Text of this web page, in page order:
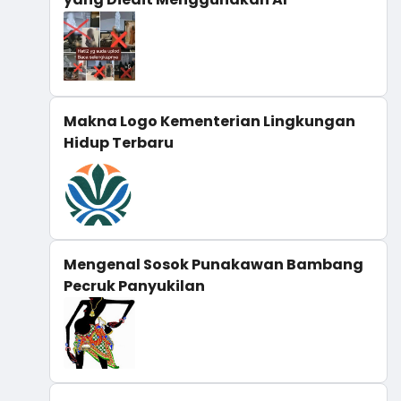
Makna Logo Kementerian Lingkungan
Hidup Terbaru
Mengenal Sosok Punakawan Bambang
Pecruk Panyukilan